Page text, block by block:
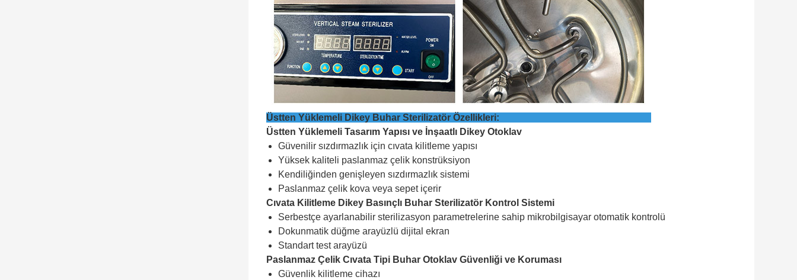
Üstten Yüklemeli Dikey Buhar Sterilizatör Özellikleri:
Üstten Yüklemeli Tasarım Yapısı ve İnşaatlı Dikey Otoklav
Güvenilir sızdırmazlık için cıvata kilitleme yapısı
Yüksek kaliteli paslanmaz çelik konstrüksiyon
Kendiliğinden genişleyen sızdırmazlık sistemi
Paslanmaz çelik kova veya sepet içerir
Cıvata Kilitleme Dikey Basınçlı Buhar Sterilizatör Kontrol Sistemi
Serbestçe ayarlanabilir sterilizasyon parametrelerine sahip mikrobilgisayar otomatik kontrolü
Dokunmatik düğme arayüzlü dijital ekran
Standart test arayüzü
Paslanmaz Çelik Cıvata Tipi Buhar Otoklav Güvenliği ve Koruması
Güvenlik kilitleme cihazı